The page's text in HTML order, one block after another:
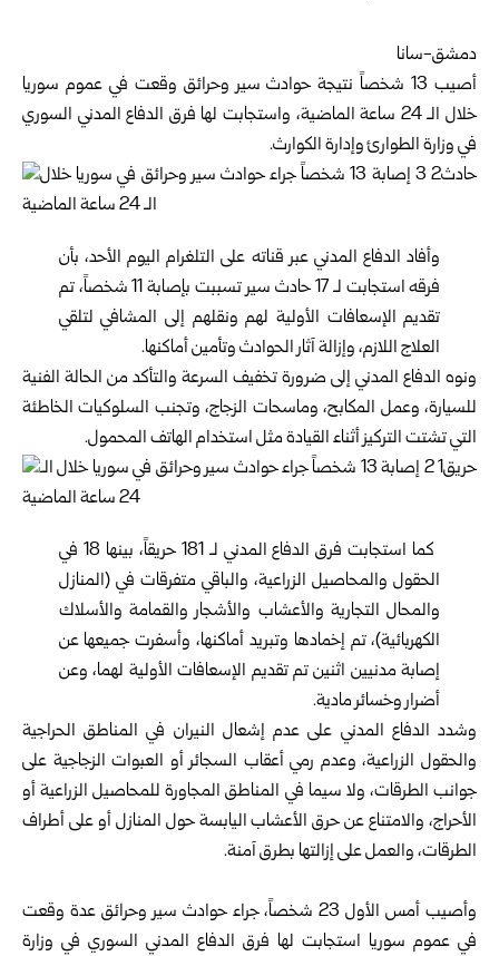
دمشق-سانا‏
أصيب 13 شخصاً نتيجة حوادث سير وحرائق وقعت في ‌‏عموم
سوريا
خلال الـ 24 ساعة الماضية، واستجابت لها ‌‏فرق ‏
الدفاع المدني السوري
فيوزارة الطوارئ وإدارة ‌‏الكوارث.‏‎
وأفاد الدفاع المدني عبر قناته على التلغرام اليوم الأحد، ‌‏بأن
فرقه استجابت لـ 17 حادث سير تسببت بإصابة 11 ‌‏شخصاً، تم
‏تقديم الإسعافات الأولية لهم ونقلهم إلى ‌‏المشافي لتلقي
العلاج اللازم، وإزالة آثار الحوادث ‌‏وتأمين أماكنها.‏
‎ونوه الدفاع المدني إلى ضرورة تخفيف السرعة والتأكد ‌‏من الحالة الفنية
للسيارة، وعمل المكابح، وماسحات ‌‏الزجاج، وتجنب ‏السلوكيات الخاطئة
التي تشتت التركيز ‌‏أثناء القيادة مثل استخدام الهاتف المحمول.‏
‎ ‎كما استجابت فرق الدفاع المدني لـ 181 حريقاً، بينها ‌‏18 ‏في
الحقول والمحاصيل الزراعية، والباقي متفرقات ‏في ‌‏(المنازل
‏والمحال التجارية والأعشاب والأشجار ‏والقمامة ‏والأسلاك
الكهربائية)، تم إخمادها وتبريد ‏أماكنها، ‏وأسفرت جميعها عن
‏إصابة مدنيين اثنين تم ‏تقديم ‏الإسعافات الأولية لهما، وعن
أضرار وخسائر ‏مادية.‏
وشدد الدفاع المدني على عدم إشعال النيران في المناطق ‌‏الحراجية
والحقول الزراعية، وعدم رمي أعقاب السجائر ‌‏أو ‏العبوات الزجاجية على
جوانب الطرقات، ولا سيما ‏في ‏المناطق المجاورة للمحاصيل الزراعية أو
الأحراج، ‌‏والامتناع عن ‏حرق الأعشاب اليابسة حول المنازل أو ‌‏على أطراف
الطرقات، والعمل على إزالتها بطرق آمنة.‏
وأصيب أمس الأول 23 شخصاً، جراء حوادث سير ‌‏وحرائق عدة وقعت
في ‏عموم سوريا استجابت لها فرق ‌‏الدفاع المدني ‌‏السوري في وزارة